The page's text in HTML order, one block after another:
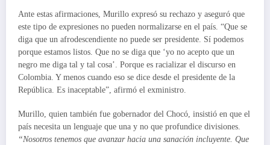
Ante estas afirmaciones, Murillo expresó su rechazo y aseguró que
este tipo de expresiones no pueden normalizarse en el país. “Que se
diga que un afrodescendiente no puede ser presidente. Sí podemos
porque estamos listos. Que no se diga que ‘yo no acepto que un
negro me diga tal y tal cosa’. Porque es racializar el discurso en
Colombia. Y menos cuando eso se dice desde el presidente de la
República. Es inaceptable”, afirmó el exministro.
Murillo, quien también fue gobernador del Chocó, insistió en que el
país necesita un lenguaje que una y no que profundice divisiones.
“Nosotros tenemos que avanzar hacia una sanación incluyente. Que